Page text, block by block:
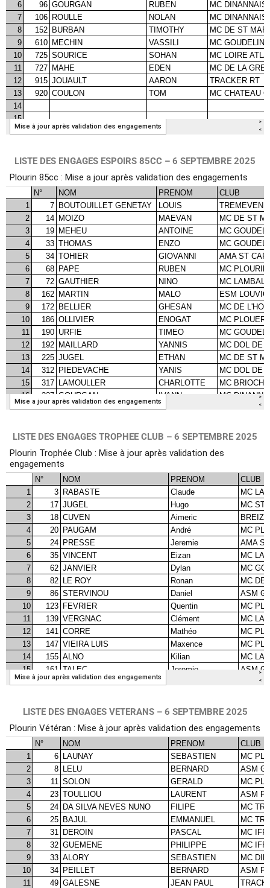
LISTE DES ENGAGES ESPOIRS 85CC – 6 SEPTEMBRE 2025
LISTE DES ENGAGES TROPHEE CLUB – 6 SEPTEMBRE 2025
LISTE DES ENGAGES VETERANS – 6 SEPTEMBRE 2025